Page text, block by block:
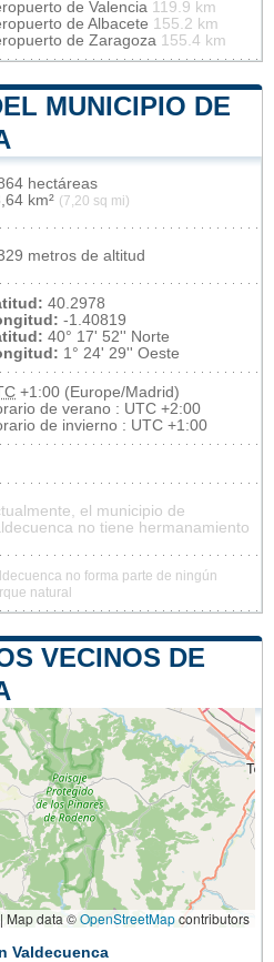
de Valencia 119.9 km
de Albacete 155.2 km
de Zaragoza 155.4 km
MUNICIPIO DE
hectáreas
km² (7,20 sq mi)
metros de altitud
40.2978
-1.40819
40° 17' 52'' Norte
1° 24' 29'' Oeste
+1:00 (Europe/Madrid)
de verano : UTC +2:00
de invierno : UTC +1:00
el municipio de
no tiene hermanamiento
no forma parte de ningún
natural
VECINOS DE
| Map data ©OpenStreetMapcontributors
Valdecuenca